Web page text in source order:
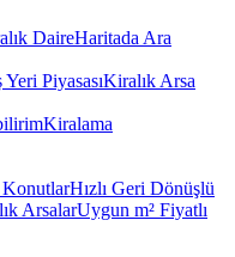
DaireHaritada Ara
PiyasasıKiralık Arsa
Kiralama
Hızlı Geri Dönüşlü
ArsalarUygun m² Fiyatlı